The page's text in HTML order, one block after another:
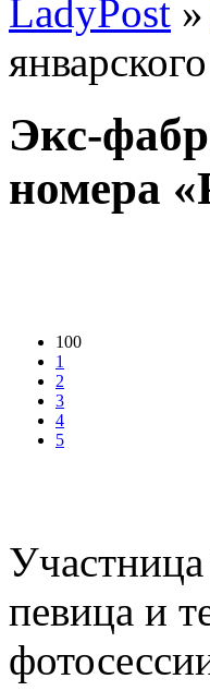
LadyPost »
Экс-
номера
100
1
2
3
4
5
певица и